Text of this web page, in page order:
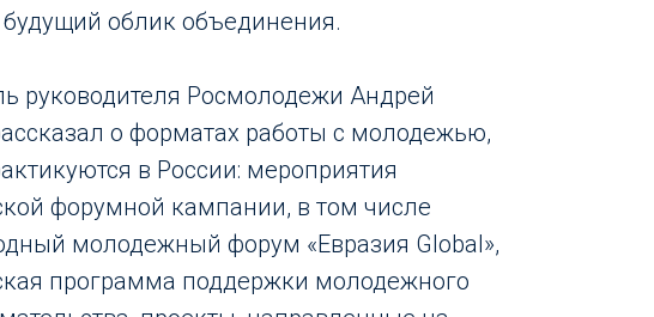
облик объединения.
руководителя Росмолодежи Андрей
о форматах работы с молодежью,
в России: мероприятия
форумной кампании, в том числе
молодежный форум «Евразия Global»,
программа поддержки молодежного